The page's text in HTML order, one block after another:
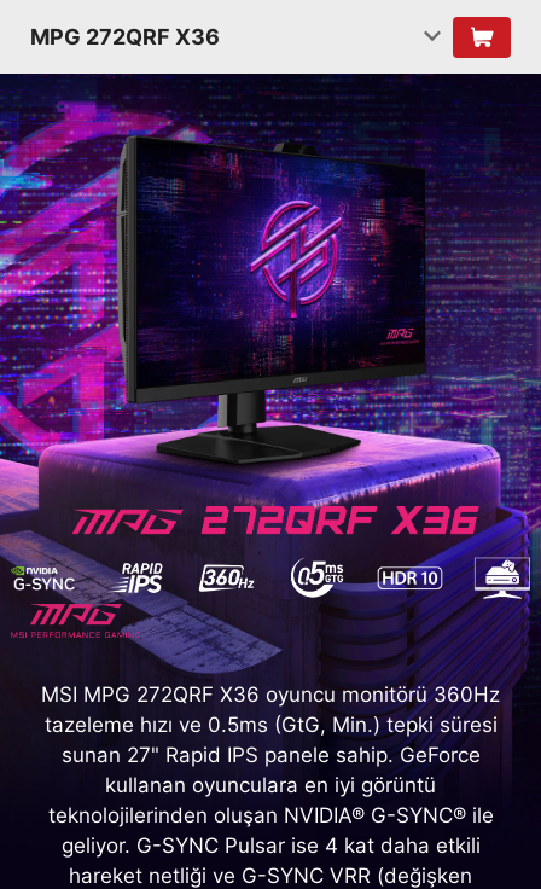
MPG 272QRF X36
MSI MPG 272QRF X36 oyuncu monitörü 360Hz
tazeleme hızı ve 0.5ms (GtG, Min.) tepki süresi
sunan 27" Rapid IPS panele sahip. GeForce
kullanan oyunculara en iyi görüntü
teknolojilerinden oluşan NVIDIA® G-SYNC® ile
geliyor. G-SYNC Pulsar ise 4 kat daha etkili
hareket netliği ve G-SYNC VRR (değişken